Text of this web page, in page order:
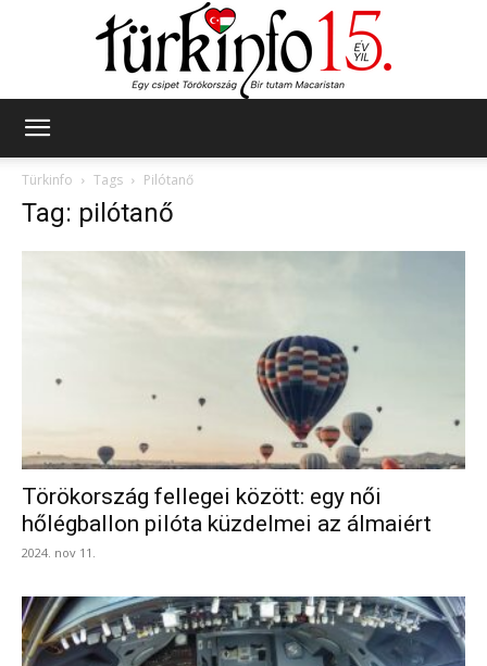
Türkinfo
Tags Pilótanő
Tag: pilótanő
Törökország fellegei között: egy női
hőlégballon pilóta küzdelmei az álmaiért
2024. nov 11.